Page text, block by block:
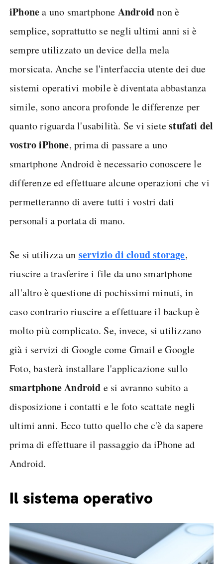
iPhonea uno smartphone Androidnon è
semplice, soprattutto se negli ultimi anni si è
sempre utilizzato un device della mela
morsicata. Anche se l'interfaccia utente dei due
sistemi operativi mobile è diventata abbastanza
simile, sono ancora profonde le differenze per
quanto riguarda l'usabilità. Se vi sietestufati del
vostro iPhone, prima di passare a uno
smartphone Android è necessario conoscere le
differenze ed effettuare alcune operazioni che vi
permetteranno di avere tutti i vostri dati
personali a portata di mano.
Se si utilizza un servizio di cloud storage,
riuscire a trasferire i file da uno smartphone
all'altro è questione di pochissimi minuti, in
caso contrario riuscire a effettuare il backup è
molto più complicato. Se, invece, si utilizzano
già i servizi di Google come Gmail e Google
Foto, basterà installare l'applicazione sullo
smartphone Android e si avranno subito a
disposizione i contatti e le foto scattate negli
ultimi anni. Ecco tutto quello che c'è da sapere
prima di effettuare il passaggio da iPhone ad
Android.
Il sistema operativo